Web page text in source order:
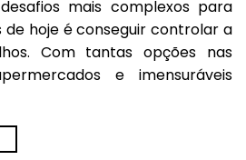
mais complexos para
de hoje é conseguir controlar a
Com tantas opções nas
e imensuráveis